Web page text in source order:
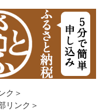
ク＞
リンク＞